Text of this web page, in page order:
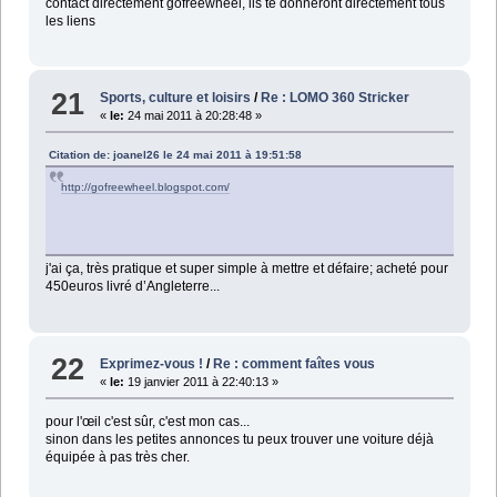
les liens
21 Sports, culture et loisirs / Re : LOMO 360 Stricker
« le: 24 mai 2011 à 20:28:48 »
Citation de: joanel26 le 24 mai 2011 à 19:51:58
http://gofreewheel.blogspot.com/
j'ai ça, très pratique et super simple à mettre et défaire; acheté pour
450euros livré d’Angleterre...
22 Exprimez-vous ! /Re : comment faîtes vous
«le: 19 janvier 2011 à 22:40:13 »
pour l'œil c'est sûr, c'est mon cas...
sinon dans les petites annonces tu peux trouver une voiture déjà
équipée à pas très cher.